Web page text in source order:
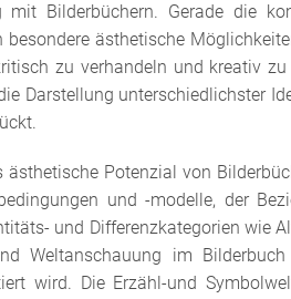
Bilderbüchern. Gerade die
ästhetische
zu verhandeln und kreativ
Darstellung unterschiedlichster
Potenzial von
und -modelle, der
und Differenzkategorien wie
Weltanschauung im
wird. Die Erzähl-und